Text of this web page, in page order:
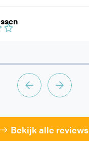
Bekijk alle reviews